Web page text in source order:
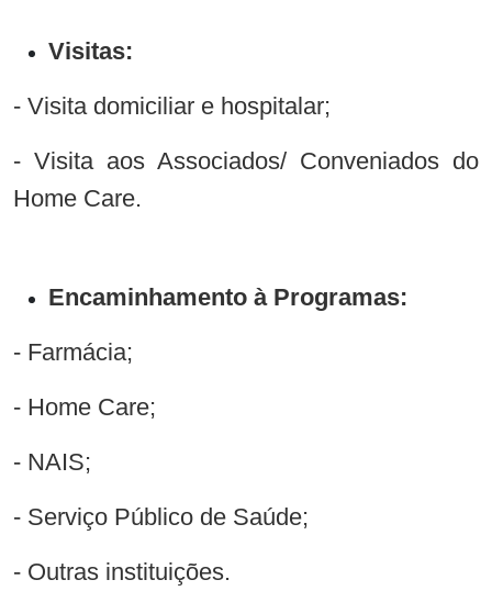
Visitas:
- Visita domiciliar e hospitalar;
- Visita aos Associados/ Conveniados do
Home Care.
Encaminhamento à Programas:
- Farmácia;
- Home Care;
- NAIS;
- Serviço Público de Saúde;
- Outras instituições.